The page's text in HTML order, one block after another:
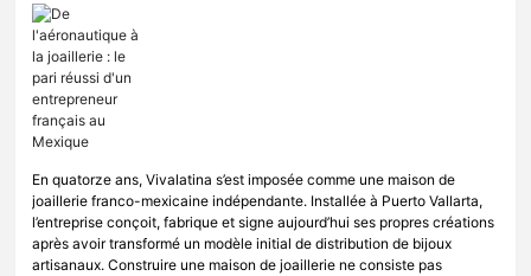
En quatorze ans, Vivalatina s’est imposée comme une maison de
joaillerie franco-mexicaine indépendante. Installée à Puerto Vallarta,
l’entreprise conçoit, fabrique et signe aujourd’hui ses propres créations
après avoir transformé un modèle initial de distribution de bijoux
artisanaux. Construire une maison de joaillerie ne consiste pas